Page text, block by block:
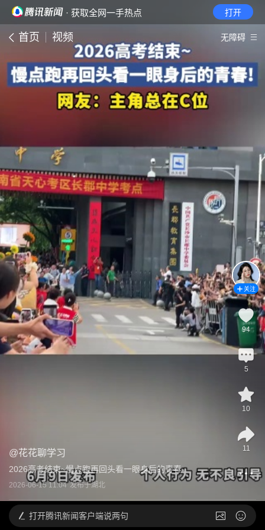
· 获取全网一手热点 打开
首页 视频 无障碍
@花花聊学习
2026高考结束~慢点跑再回头看一眼身后的青春
2026-06-15 11:04 发布于湖北
关注
94
5
10
11
打开腾讯新闻客户端说两句